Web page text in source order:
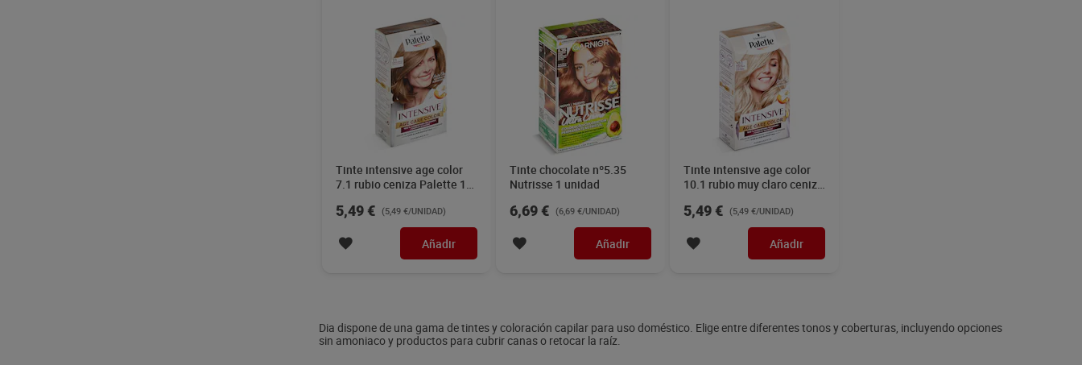
Tinte intensive age color
7.1 rubio ceniza Palette 1
5,49 € (5,49 €/UNIDAD)
Añadir
Tinte chocolate nº5.35
Nutrisse 1 unidad
6,69 € (6,69 €/UNIDAD)
Añadir
Tinte intensive age color
10.1 rubio muy claro ceniza
5,49 € (5,49 €/UNIDAD)
Añadir
Dia dispone de una gama de tintes y coloración capilar para uso doméstico. Elige entre diferentes tonos y coberturas, incluyendo opciones
sin amoniaco y productos para cubrir canas o retocar la raíz.